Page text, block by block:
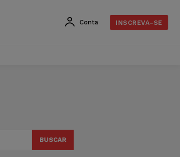
Conta INSCREVA-SE
BUSCAR